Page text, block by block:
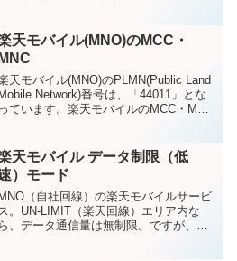
イルアプリから行いました。画面キャ
チャを撮りな...
天モバイル(MNO)のMCC・
MNC
天モバイル(MNO)のPLMN(Public Land
Mobile Network)番号は、「44011」とな
っています。楽天モバイルのMCC・MNC
天モバイル データ制限（低
）モード
MNO（自社回線）の楽天モバイルサービ
。UN-LIMIT（楽天回線）エリア内な
ら、データ通信量は無制限。ですが、パ